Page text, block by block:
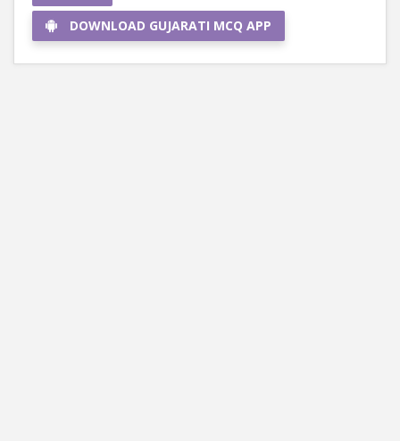
DOWNLOAD GUJARATI MCQ APP